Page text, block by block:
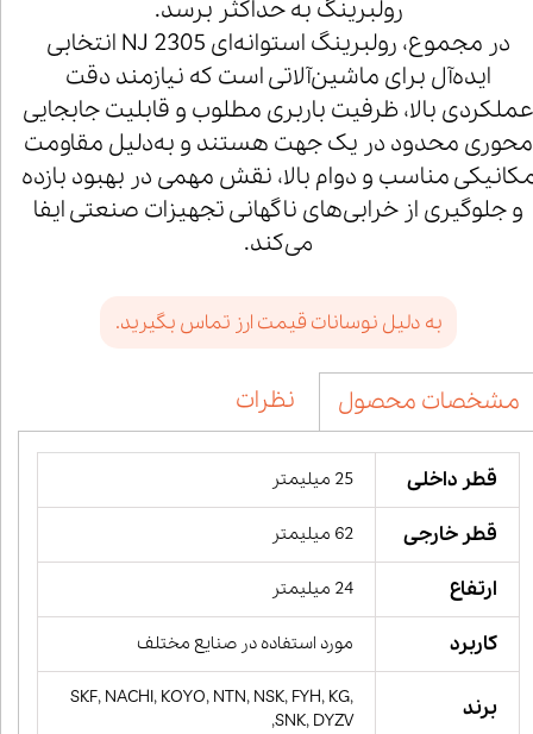
رولبرینگ به حداکثر برسد.
در مجموع، رولبرینگ استوانه‌ای NJ 2305 انتخابی
ایده‌آل برای ماشین‌آلاتی است که نیازمند دقت
عملکردی بالا، ظرفیت باربری مطلوب و قابلیت جابجایی
محوری محدود در یک جهت هستند و به‌دلیل مقاومت
مناسب و دوام بالا، نقش مهمی در بهبود بازده
و جلوگیری از خرابی‌های ناگهانی تجهیزات صنعتی ایفا
می‌کند.
به دلیل نوسانات قیمت ارز تماس بگیرید.
مشخصات محصول نظرات
قطر داخلی 25 میلیمتر
قطر خارجی 62 میلیمتر
ارتفاع 24 میلیمتر
کاربرد مورد استفاده در صنایع مختلف
برند
SKF, NACHI, KOYO, NTN, NSK, FYH, KG,
SNK, DYZV,